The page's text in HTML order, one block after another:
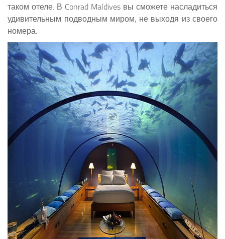
таком отеле. В Conrad Maldives вы сможете насладиться
удивительным подводным миром, не выходя из своего
номера.